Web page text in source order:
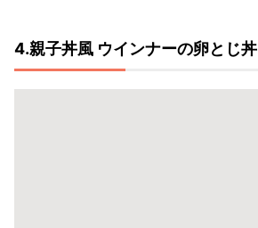
4.親子丼風 ウインナーの卵とじ丼